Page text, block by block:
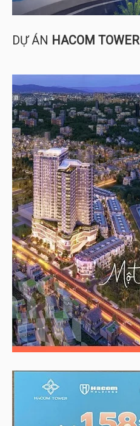
DỰ ÁN HACOM TOWER